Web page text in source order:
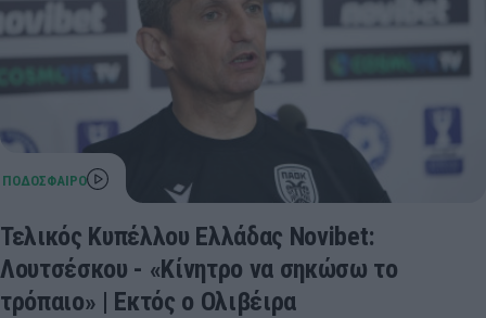
Τελικός Κυπέλλου Ελλάδας Novibet:
Λουτσέσκου - «Κίνητρο να σηκώσω το
τρόπαιο» | Εκτός ο Ολιβέιρα